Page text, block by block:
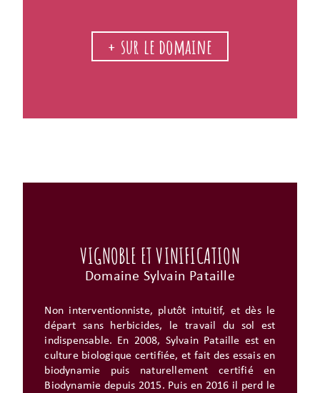
+ sur le domaine
VIGNOBLE ET VINIFICATION
Domaine Sylvain Pataille
Non interventionniste, plutôt intuitif, et dès le
départ sans herbicides, le travail du sol est
indispensable. En 2008, Sylvain Pataille est en
culture biologique certifiée, et fait des essais en
biodynamie puis naturellement certifié en
Biodynamie depuis 2015. Puis en 2016 il perd le